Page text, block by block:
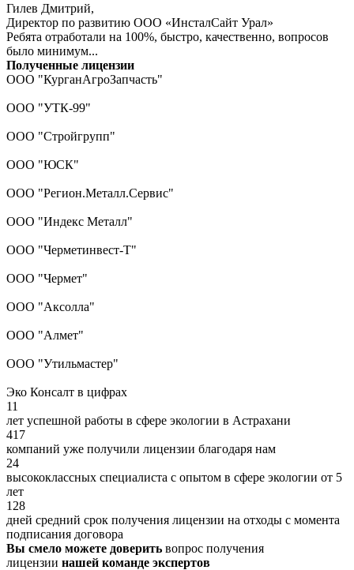
Гилев Дмитрий,
Директор по развитию ООО «ИнсталСайт Урал»
Ребята отработали на 100%, быстро, качественно, вопросов
было минимум...
Полученные лицензии
ООО "КурганАгроЗапчасть"
ООО "УТК-99"
ООО "Стройгрупп"
ООО "ЮСК"
ООО "Регион.Металл.Сервис"
ООО "Индекс Металл"
ООО "Черметинвест-Т"
ООО "Чермет"
ООО "Аксолла"
ООО "Алмет"
ООО "Утильмастер"
Эко Консалт в цифрах
11
лет успешной работы в сфере экологии в Астрахани
417
компаний уже получили лицензии благодаря нам
24
высококлассных специалиста с опытом в сфере экологии от 5
лет
128
дней средний срок получения лицензии на отходы с момента
подписания договора
Вы смело можете доверить вопрос получения
лицензии нашей команде экспертов